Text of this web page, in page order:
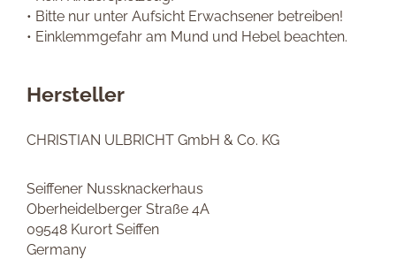
• Bitte nur unter Aufsicht Erwachsener betreiben!
• Einklemmgefahr am Mund und Hebel beachten.
Hersteller
CHRISTIAN ULBRICHT GmbH & Co. KG
Seiffener Nussknackerhaus
Oberheidelberger Straße 4A
09548 Kurort Seiffen
Germany